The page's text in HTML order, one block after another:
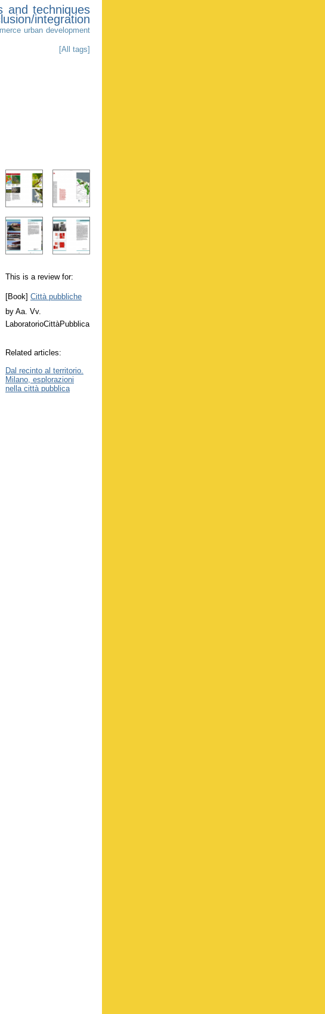
and techniques
integration
urban development
[All tags]
This is a review for:
[Book] Città pubbliche
by Aa. Vv.
LaboratorioCittàPubblica
Related articles:
Dal recinto al territorio.
Milano, esplorazioni
nella città pubblica